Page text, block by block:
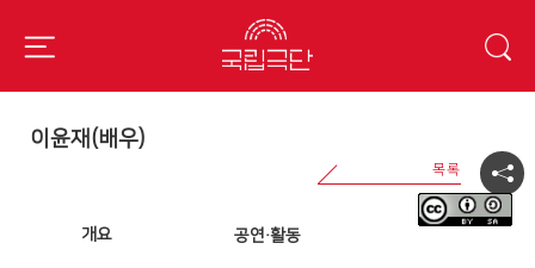
이윤재(배우)
개요 공연·활동